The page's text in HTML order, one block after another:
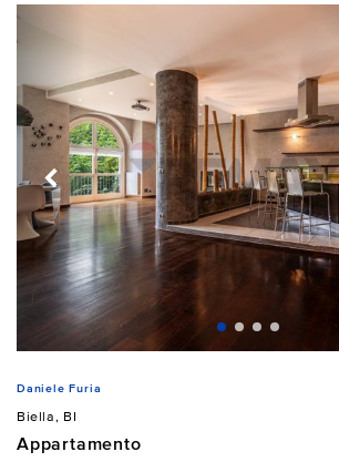
Daniele Furia
Biella, BI
Appartamento